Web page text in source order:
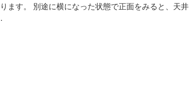
ます。 別途に横になった状態で正面をみると、天井